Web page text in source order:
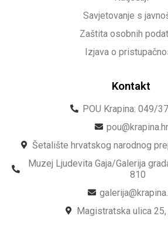
Savjetovanje s
Zaštita osobnih
Izjava o
Kontakt
POU Krapina: 049/
pou@krapina.hr
Šetalište hrvatskog narodnog
Muzej Ljudevita Gaja/Galerija
810
Magistratska ulica 25,